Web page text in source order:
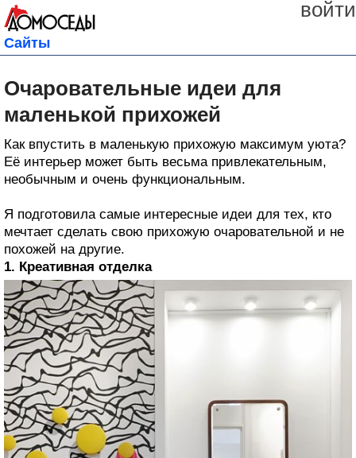
войти
Сайты
Очаровательные идеи для
маленькой прихожей
Как впустить в маленькую прихожую максимум уюта?
Её интерьер может быть весьма привлекательным,
необычным и очень функциональным.
Я подготовила самые интересные идеи для тех, кто
мечтает сделать свою прихожую очаровательной и не
похожей на другие.
1. Креативная отделка